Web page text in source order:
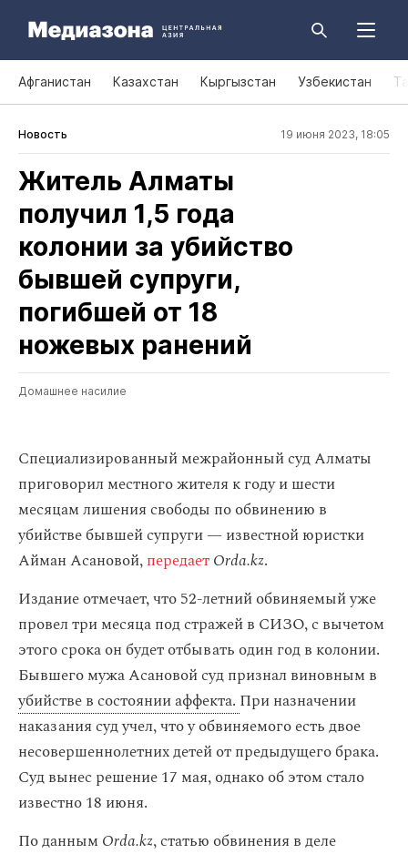
Афганистан Казахстан Кыргызстан Узбекистан
Новость 19 июня 2023, 18:05
Житель Алматы
получил 1,5 года
колонии за убийство
бывшей супруги,
погибшей от 18
ножевых ранений
Домашнее насилие
Специализированный межрайонный суд Алматы
приговорил местного жителя к году и шести
месяцам лишения свободы по обвинению в
убийстве бывшей супруги — известной юристки
Айман Асановой,передаетOrda.kz.
Издание отмечает, что 52-летний обвиняемый уже
провел три месяца под стражей в СИЗО, с вычетом
этого срока он будет отбывать один год в колонии.
Бывшего мужа Асановой суд признал виновным в
убийстве в состоянии аффекта. При назначении
наказания суд учел, что у обвиняемого есть двое
несовершеннолетних детей от предыдущего брака.
Суд вынес решение 17 мая, однако об этом стало
известно 18 июня.
По данным Orda.kz, статью обвинения в деле